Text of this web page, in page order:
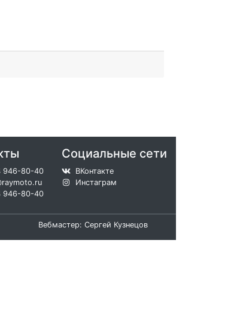
946-80-40
946-80-40
Социальные сети
ВКонтакте
Инстаграм
Вебмастер: Сергей Кузнецов